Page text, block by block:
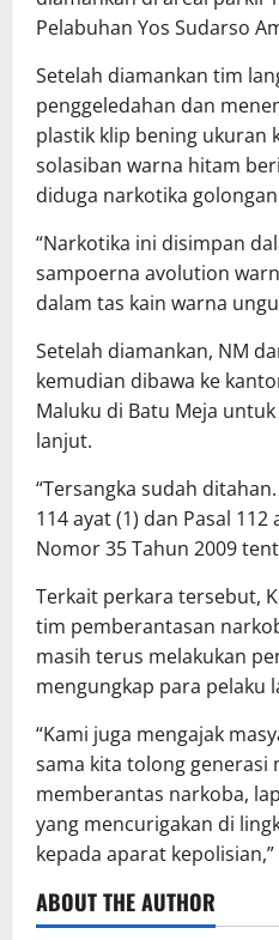
Pelabuhan Yos Sudarso
Setelah diamankan tim
penggeledahan dan
plastik klip bening ukuran
solasiban warna hitam
diduga narkotika
“Narkotika ini disimpan
sampoerna avolution
dalam tas kain warna
Setelah diamankan, NM
kemudian dibawa ke
Maluku di Batu Meja
lanjut.
“Tersangka sudah
114 ayat (1) dan Pasal
Nomor 35 Tahun 2009
Terkait perkara tersebut,
tim pemberantasan
masih terus melakukan
mengungkap para pelaku
“Kami juga mengajak
sama kita tolong generasi
memberantas narkoba,
yang mencurigakan di
kepada aparat
ABOUT THE AUTHOR